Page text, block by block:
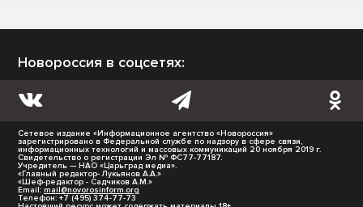
Новороссия в соцсетях:
Сетевое издание «Информационное агентство «Новороссия»
зарегистрировано в Федеральной службе по надзору в сфере связи,
информационных технологий и массовых коммуникаций 20 ноября 2019 г.
Свидетельство о регистрации Эл № ФС77-77187.
Учредитель — НАО «Царьград медиа».
«Главный редактор- Лукьянов А.А.»
«Шеф-редактор - Садчиков А.М.»
Email: mail@novorosinform.org
Телефон: +7 (495) 374-77-73